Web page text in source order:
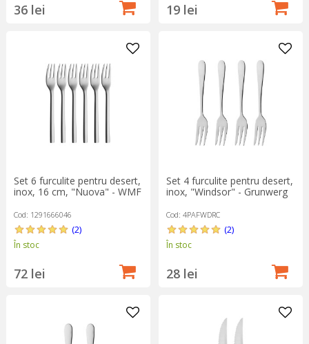
36 lei 19 lei
Set 6 furculite pentru desert,
inox, 16 cm, "Nuova" - WMF
Cod: 1291666046
(2)
În stoc
72 lei
Set 4 furculite pentru desert,
inox, "Windsor" - Grunwerg
Cod: 4PAFWDRC
(2)
În stoc
28 lei